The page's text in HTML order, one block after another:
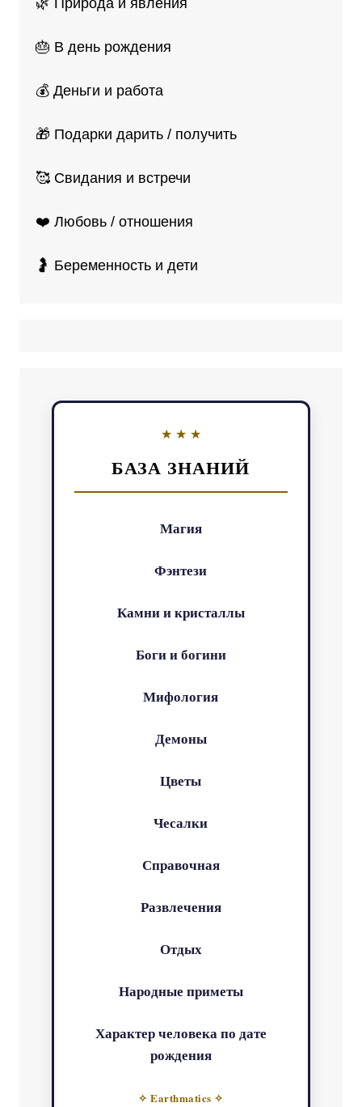
🌿 Природа и явления
🎂 В день рождения
💰 Деньги и работа
🎁 Подарки дарить / получить
🥰 Свидания и встречи
❤️ Любовь / отношения
🤰 Беременность и дети
БАЗА ЗНАНИЙ
Магия
Фэнтези
Камни и кристаллы
Боги и богини
Мифология
Демоны
Цветы
Чесалки
Справочная
Развлечения
Отдых
Народные приметы
Характер человека по дате
рождения
✧ Earthmatics ✧